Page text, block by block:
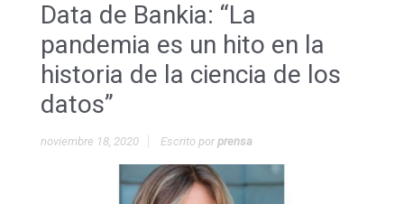
Data de Bankia: “La
pandemia es un hito en la
historia de la ciencia de los
datos”
noviembre 18, 2020 Escrito porprensa